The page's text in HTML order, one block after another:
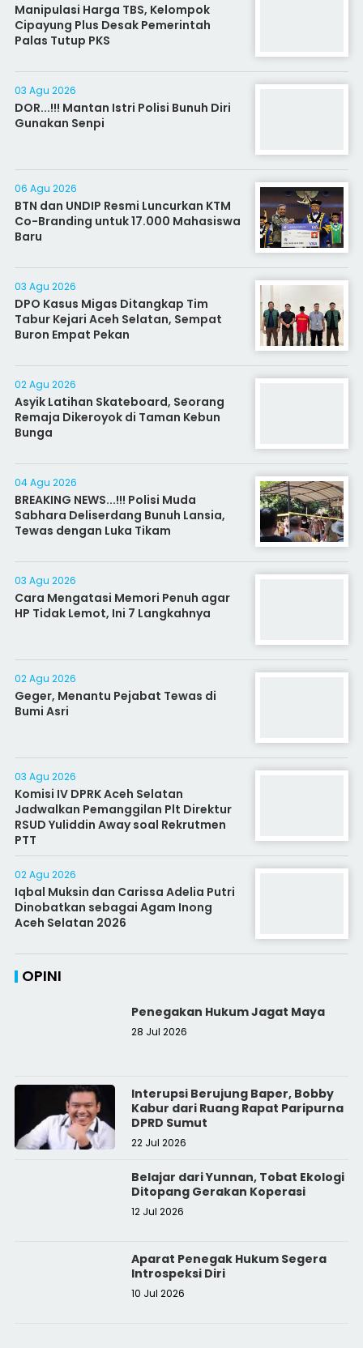
Manipulasi Harga TBS, Kelompok
Cipayung Plus Desak Pemerintah
Palas Tutup PKS
03 Agu 2026
DOR...!!! Mantan Istri Polisi Bunuh Diri
Gunakan Senpi
06 Agu 2026
BTN dan UNDIP Resmi Luncurkan KTM
Co-Branding untuk 17.000 Mahasiswa
Baru
03 Agu 2026
DPO Kasus Migas Ditangkap Tim
Tabur Kejari Aceh Selatan, Sempat
Buron Empat Pekan
02 Agu 2026
Asyik Latihan Skateboard, Seorang
Remaja Dikeroyok di Taman Kebun
Bunga
04 Agu 2026
BREAKING NEWS...!!! Polisi Muda
Sabhara Deliserdang Bunuh Lansia,
Tewas dengan Luka Tikam
03 Agu 2026
Cara Mengatasi Memori Penuh agar
HP Tidak Lemot, Ini 7 Langkahnya
02 Agu 2026
Geger, Menantu Pejabat Tewas di
Bumi Asri
03 Agu 2026
Komisi IV DPRK Aceh Selatan
Jadwalkan Pemanggilan Plt Direktur
RSUD Yuliddin Away soal Rekrutmen
PTT
02 Agu 2026
Iqbal Muksin dan Carissa Adelia Putri
Dinobatkan sebagai Agam Inong
Aceh Selatan 2026
OPINI
Penegakan Hukum Jagat Maya
28 Jul 2026
Interupsi Berujung Baper, Bobby
Kabur dari Ruang Rapat Paripurna
DPRD Sumut
22 Jul 2026
Belajar dari Yunnan, Tobat Ekologi
Ditopang Gerakan Koperasi
12 Jul 2026
Aparat Penegak Hukum Segera
Introspeksi Diri
10 Jul 2026